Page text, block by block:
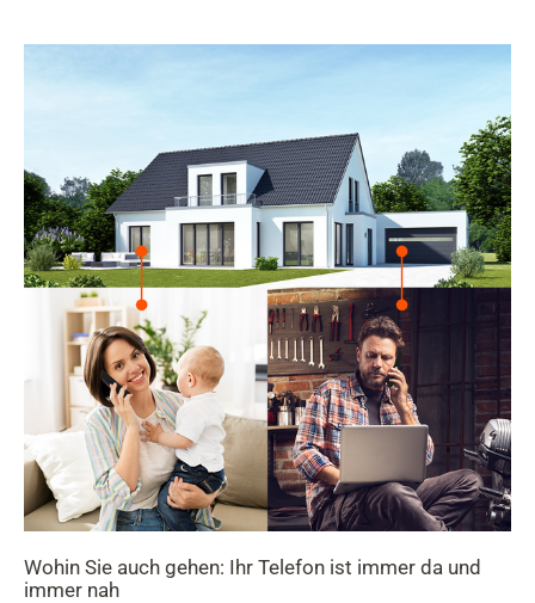
Wohin Sie auch gehen: Ihr Telefon ist immer da und
immer nah